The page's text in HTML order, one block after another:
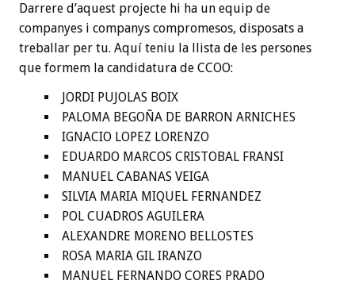
Darrere d’aquest projecte hi ha un equip de
companyes i companys compromesos, disposats a
treballar per tu. Aquí teniu la llista de les persones
que formem la candidatura de CCOO:
JORDI PUJOLAS BOIX
PALOMA BEGOÑA DE BARRON ARNICHES
IGNACIO LOPEZ LORENZO
EDUARDO MARCOS CRISTOBAL FRANSI
MANUEL CABANAS VEIGA
SILVIA MARIA MIQUEL FERNANDEZ
POL CUADROS AGUILERA
ALEXANDRE MORENO BELLOSTES
ROSA MARIA GIL IRANZO
MANUEL FERNANDO CORES PRADO